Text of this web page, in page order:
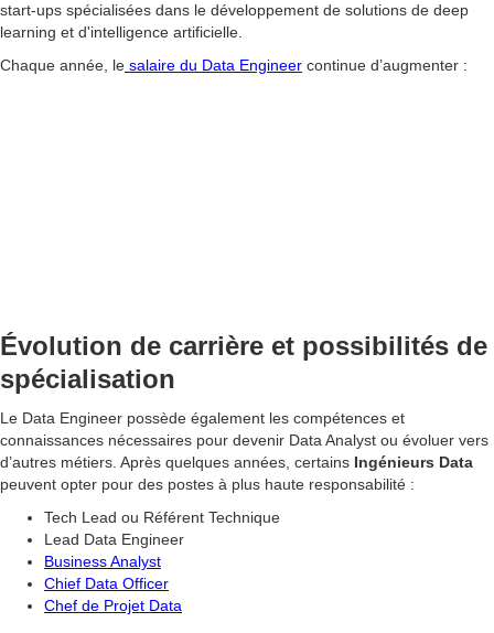
start-ups spécialisées dans le développement de solutions de deep
learning et d'intelligence artificielle.
Chaque année, le salaire du Data Engineer continue d’augmenter :
Évolution de carrière et possibilités de
spécialisation
Le Data Engineer possède également les compétences et
connaissances nécessaires pour devenir Data Analyst ou évoluer vers
d’autres métiers. Après quelques années, certains Ingénieurs Data
peuvent opter pour des postes à plus haute responsabilité :
Tech Lead ou Référent Technique
Lead Data Engineer
Business Analyst
Chief Data Officer
Chef de Projet Data